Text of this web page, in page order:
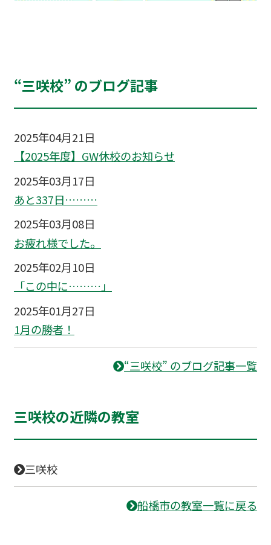
“三咲校” のブログ記事
2025年04月21日
【2025年度】GW休校のお知らせ
2025年03月17日
あと337日………
2025年03月08日
お疲れ様でした。
2025年02月10日
「この中に………」
2025年01月27日
1月の勝者！
“三咲校” のブログ記事一覧
三咲校の近隣の教室
三咲校
船橋市の教室一覧に戻る